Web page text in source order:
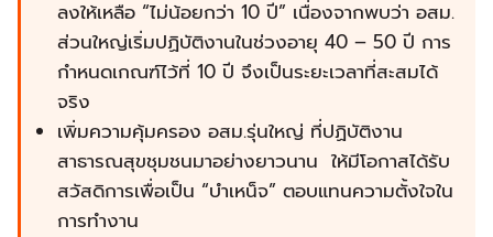
ลงให้เหลือ “ไม่น้อยกว่า 10 ปี” เนื่องจากพบว่า อสม.
ส่วนใหญ่เริ่มปฏิบัติงานในช่วงอายุ 40 – 50 ปี การ
กำหนดเกณฑ์ไว้ที่ 10 ปี จึงเป็นระยะเวลาที่สะสมได้
จริง
เพิ่มความคุ้มครอง อสม.รุ่นใหญ่ ที่ปฏิบัติงาน
สาธารณสุขชุมชนมาอย่างยาวนาน ให้มีโอกาสได้รับ
สวัสดิการเพื่อเป็น “บำเหน็จ” ตอบแทนความตั้งใจใน
การทำงาน